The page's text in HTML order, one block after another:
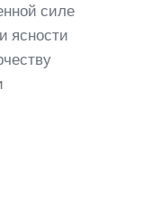
силе
ясности